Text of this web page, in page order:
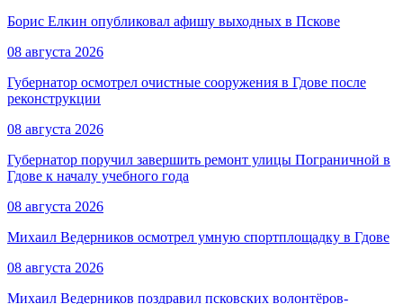
Борис Елкин опубликовал афишу выходных в Пскове
08 августа 2026
Губернатор осмотрел очистные сооружения в Гдове после
реконструкции
08 августа 2026
Губернатор поручил завершить ремонт улицы Пограничной в
Гдове к началу учебного года
08 августа 2026
Михаил Ведерников осмотрел умную спортплощадку в Гдове
08 августа 2026
Михаил Ведерников поздравил псковских волонтёров-